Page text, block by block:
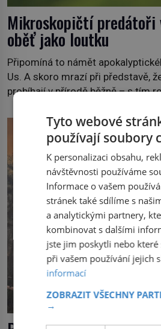
Mikroskopičtí predátoři
oběť jako loutku
Připomíná to námět
Us. A skoro mrazí při představě,
probíhají v přírodě běžně – s tím
dokáže ovládat jen vývojově
živočichy, než je člověk. Najít
nemožného ani v naší přírodě. […]
Tyto webové
používají soubory
K personalizaci obsahu,
návštěvnosti používáme
Informace o vašem
stránek také sdílíme s
a analytickými partnery,
kombinovat s dalšími
jste jim poskytli nebo
při vašem používání jejich
informací
ZOBRAZIT VŠECHNY
→